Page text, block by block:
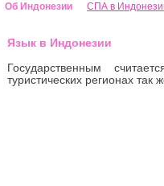
Об Индонезии СПА в
Язык в Индонезии
Государственным
туристических регионах так